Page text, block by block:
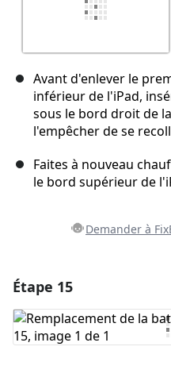
Avant d'enlever le
inférieur de l'iPad,
sous le bord droit de
l'empêcher de se
Faites à nouveau
le bord supérieur de
Demander à
Ajouter un
Étape 15